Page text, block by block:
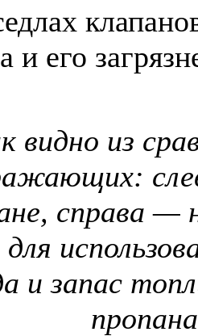
и его
видно из
справа —
и запас